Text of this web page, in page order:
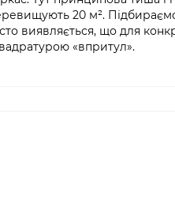
20 м².
виявляється, що для
«впритул».